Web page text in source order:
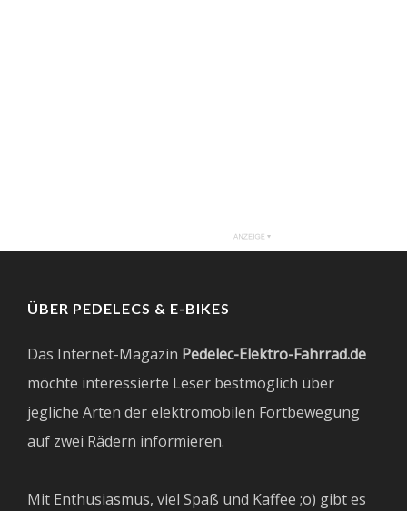
ÜBER PEDELECS & E-BIKES
Das Internet-Magazin Pedelec-Elektro-Fahrrad.de
möchte interessierte Leser bestmöglich über
jegliche Arten der elektromobilen Fortbewegung
auf zwei Rädern informieren.
Mit Enthusiasmus, viel Spaß und Kaffee ;o) gibt es